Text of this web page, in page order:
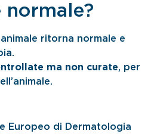
normale?
ritorna normale e
ma non curate, per
Europeo di Dermatologia